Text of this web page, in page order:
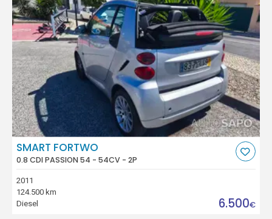
SMART FORTWO
0.8 CDI PASSION 54 - 54CV - 2P
2011
124.500 km
Diesel
6.500€